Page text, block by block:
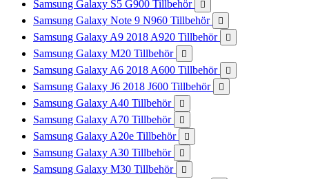
Samsung Galaxy S5 G900 Tillbehör 
Samsung Galaxy Note 9 N960 Tillbehör 
Samsung Galaxy A9 2018 A920 Tillbehör 
Samsung Galaxy M20 Tillbehör 
Samsung Galaxy A6 2018 A600 Tillbehör 
Samsung Galaxy J6 2018 J600 Tillbehör 
Samsung Galaxy A40 Tillbehör 
Samsung Galaxy A70 Tillbehör 
Samsung Galaxy A20e Tillbehör 
Samsung Galaxy A30 Tillbehör 
Samsung Galaxy M30 Tillbehör 